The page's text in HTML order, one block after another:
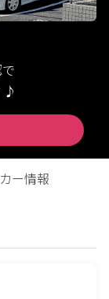
♪
ー情報